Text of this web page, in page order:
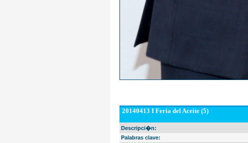
20140413 I Feria del Aceite (5)
Descripci�n:
Palabras clave: